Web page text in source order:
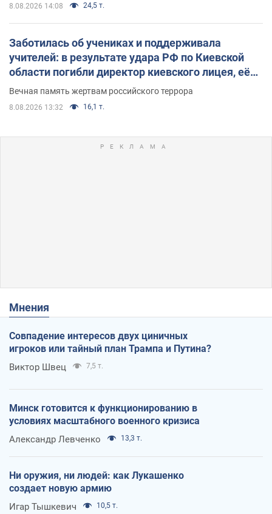
8.08.2026 14:08 24,5 т.
Заботилась об учениках и поддерживала
учителей: в результате удара РФ по Киевской
области погибли директор киевского лицея, её
муж и внук
Вечная память жертвам российского террора
8.08.2026 13:32 16,1 т.
Мнения
Совпадение интересов двух циничных
игроков или тайный план Трампа и Путина?
Виктор Швец 7,5 т.
Минск готовится к функционированию в
условиях масштабного военного кризиса
Александр Левченко 13,3 т.
Ни оружия, ни людей: как Лукашенко
создает новую армию
Игар Тышкевич 10,5 т.